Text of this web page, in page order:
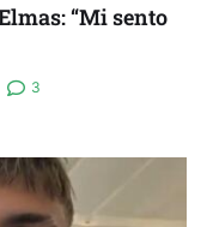
“Mi sento
3